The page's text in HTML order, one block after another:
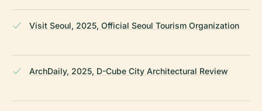
Visit Seoul, 2025, Official Seoul Tourism Organization
ArchDaily, 2025, D-Cube City Architectural Review